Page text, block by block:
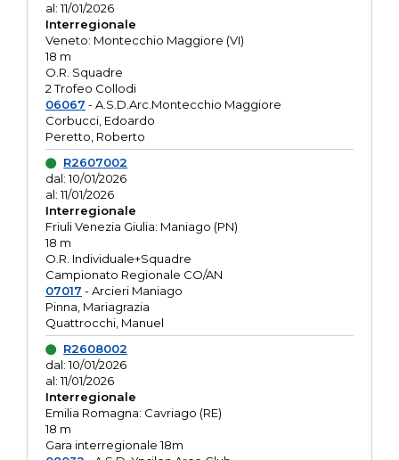
al: 11/01/2026
Interregionale
Veneto: Montecchio Maggiore (VI)
18 m
O.R. Squadre
2 Trofeo Collodi
06067 - A.S.D.Arc.Montecchio Maggiore
Corbucci, Edoardo
Peretto, Roberto
R2607002
dal: 10/01/2026
al: 11/01/2026
Interregionale
Friuli Venezia Giulia: Maniago (PN)
18 m
O.R. Individuale+Squadre
Campionato Regionale CO/AN
07017 - Arcieri Maniago
Pinna, Mariagrazia
Quattrocchi, Manuel
R2608002
dal: 10/01/2026
al: 11/01/2026
Interregionale
Emilia Romagna: Cavriago (RE)
18 m
Gara interregionale 18m